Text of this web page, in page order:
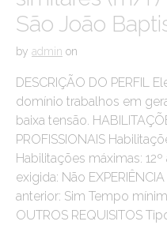
São João
by admin on
DESCRIÇÃO DO PERFIL
domínio trabalhos em
baixa tensão.
PROFISSIONAIS
Habilitações máximas:
exigida: Não
anterior: Sim Tempo
OUTROS REQUISITOS